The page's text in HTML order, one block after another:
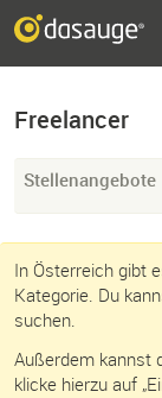
Freelancer
Stellenangebote
In Österreich gibt
Kategorie. Du
suchen.
Außerdem kannst
klicke hierzu auf